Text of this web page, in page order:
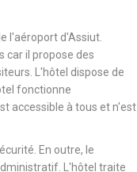
l'aéroport d'Assiut.
car il propose des
L'hôtel dispose de
fonctionne
accessible à tous et n'est
En outre, le
L'hôtel traite